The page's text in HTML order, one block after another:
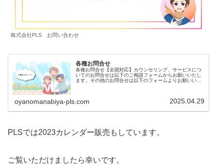
株式会社PLS お問い合わせ
各種お問合せ
各種お問合せ【全国対応】カウンセリング、サービスにつ
いてのお問合せは以下のご相談フォームからお願いいたし
ます。その他のお問合せは以下のフォームよりお願いいた
oyanomanabiya-pls.com 2025.04.29
PLSでは2023カレンダー販売もしています。
ご覧いただけましたら幸いです。